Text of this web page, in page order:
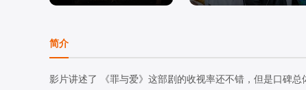
甫姫,朴真熙,韩振熙,李应
敬,金惠仙,???,??
日韩剧
2026/韩国
2026/日本
简介
影片讲述了 《罪与爱》这部剧的收视率还不错，但是口碑